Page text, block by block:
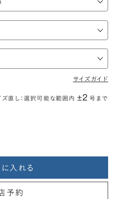
サイズガイド
ズ直し：選択可能な範囲内 ±2 号まで
に入れる
予約